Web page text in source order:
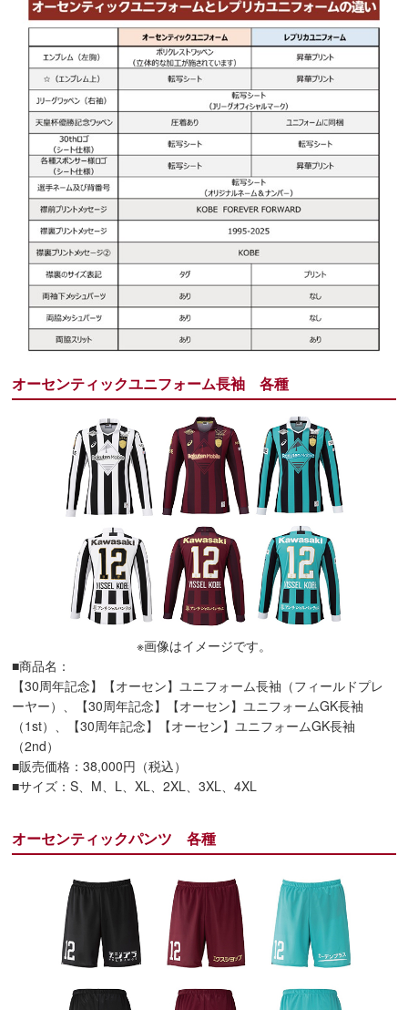
オーセンティックユニフォーム長袖 各種
※画像はイメージです。
■商品名：
【30周年記念】【オーセン】ユニフォーム長袖（フィールドプレ
ーヤー）、【30周年記念】【オーセン】ユニフォームGK長袖
（1st）、【30周年記念】【オーセン】ユニフォームGK長袖
（2nd）
■販売価格：38,000円（税込）
■サイズ：S、M、L、XL、2XL、3XL、4XL
オーセンティックパンツ 各種